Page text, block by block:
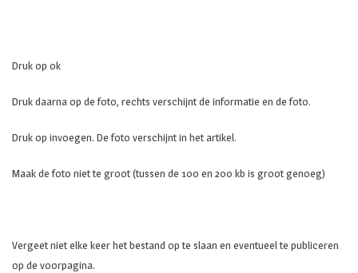
Druk op ok
Druk daarna op de foto, rechts verschijnt de informatie en de foto.
Druk op invoegen. De foto verschijnt in het artikel.
Maak de foto niet te groot (tussen de 100 en 200 kb is groot genoeg)
Vergeet niet elke keer het bestand op te slaan en eventueel te publiceren
op de voorpagina.